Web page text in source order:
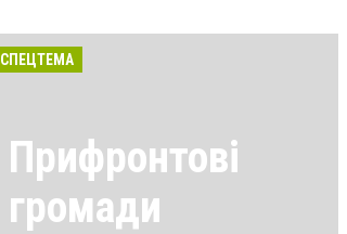
СПЕЦТЕМА
Прифронтові
громади